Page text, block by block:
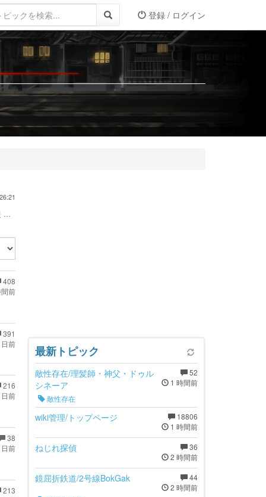
登録 / ログイン
...
408
前
391
日前
216
前
38
前
213
最新トピック
52
1 時間前
敵性存在/理髪師・神父・ドゥル
シネーア
敵性存在
18806
1 時間前
wiki管理/トップページ
36
2 時間前
ねじれ探偵
44
2 時間前
鏡屈折鉄道/2号線BokGak